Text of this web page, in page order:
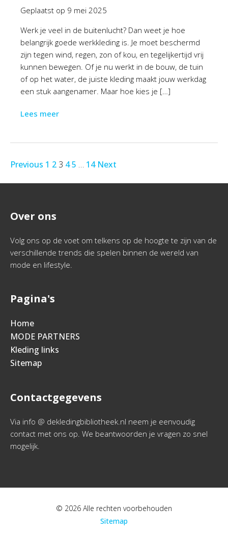
Geplaatst op 9 mei 2025
Werk je veel in de buitenlucht? Dan weet je hoe
belangrijk goede werkkleding is. Je moet beschermd
zijn tegen wind, regen, zon of kou, en tegelijkertijd vrij
kunnen bewegen. Of je nu werkt in de bouw, de tuin
of op het water, de juiste kleding maakt jouw werkdag
een stuk aangenamer. Maar hoe kies je […]
Lees meer
Previous 1 2 3 45 … 14 Next
Over ons
Volg ons op de voet om telkens op de hoogte te zijn van de
verschillende trends die spelen binnen de wereld van
mode en lifestyle.
Pagina's
Home
MODE PARTNERS
Kleding links
Sitemap
Contactgegevens
Via info @ dekledingbibliotheek.nl neem je eenvoudig
contact met ons op. We beantwoorden je vragen zo snel
mogelijk.
© 2026 Alle rechten voorbehouden
Sitemap